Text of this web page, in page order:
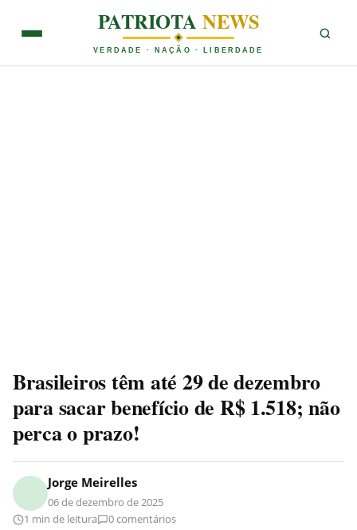
PATRIOTANEWS
VERDADE · NAÇÃO · LIBERDADE
Brasileiros têm até 29 de dezembro
para sacar benefício de R$ 1.518; não
perca o prazo!
Jorge Meirelles
06 de dezembro de 2025
1 min de leitura
0 comentários